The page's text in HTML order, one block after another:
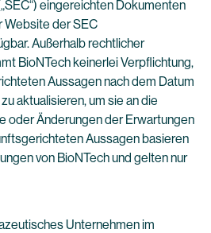
eingereichten Dokumenten
Website der SEC
Außerhalb rechtlicher
BioNTech keinerlei Verpflichtung,
Aussagen nach dem Datum
aktualisieren, um sie an die
oder Änderungen der Erwartungen
Aussagen basieren
von BioNTech und gelten nur
Unternehmen im